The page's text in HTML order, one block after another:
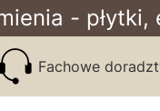
-
Fachowe